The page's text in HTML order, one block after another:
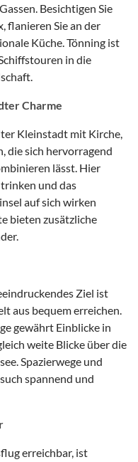
Besichtigen Sie
flanieren Sie an der
Küche. Tönning ist
in die
Charme
Kleinstadt mit Kirche,
die sich hervorragend
lässt. Hier
und das
auf sich wirken
bieten zusätzliche
Ziel ist
aus bequem erreichen.
gewährt Einblicke in
weite Blicke über die
Spazierwege und
spannend und
erreichbar, ist